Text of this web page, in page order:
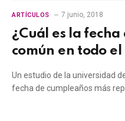
ARTÍCULOS 7 junio, 2018
¿Cuál es la fecha
común en todo
Un estudio de la universidad
fecha de cumpleaños más